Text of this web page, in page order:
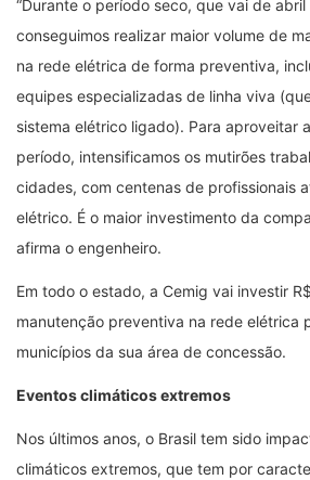
“Durante o período seco, que vai de
conseguimos realizar maior volume de
na rede elétrica de forma preventiva,
equipes especializadas de linha viva
sistema elétrico ligado). Para aproveitar
período, intensificamos os mutirões
cidades, com centenas de profissionais
elétrico. É o maior investimento da
afirma o engenheiro.
Em todo o estado, a Cemig vai investir
manutenção preventiva na rede elétrica
municípios da sua área de concessão.
Eventos climáticos extremos
Nos últimos anos, o Brasil tem sido
climáticos extremos, que tem por